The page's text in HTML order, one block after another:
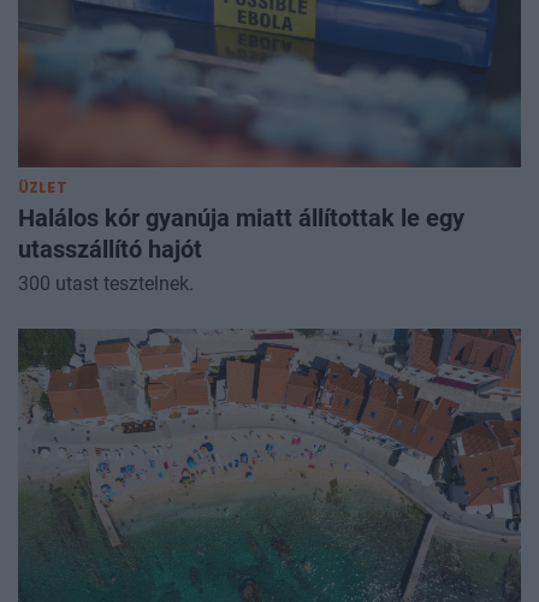
ÜZLET
Halálos kór gyanúja miatt állítottak le egy
utasszállító hajót
300 utast tesztelnek.